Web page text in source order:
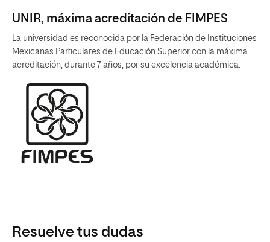
UNIR, máxima acreditación de FIMPES
La universidad es reconocida por la Federación de Instituciones
Mexicanas Particulares de Educación Superior con la máxima
acreditación, durante 7 años, por su excelencia académica.
Resuelve tus dudas